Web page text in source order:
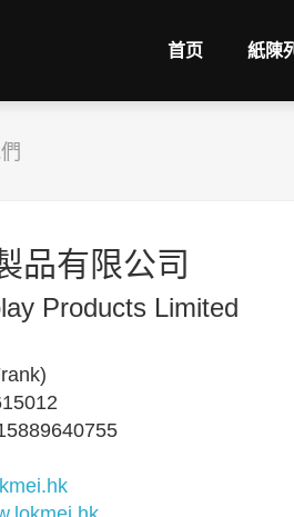
首页 紙陳
品有限公司
Products Limited